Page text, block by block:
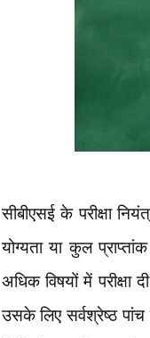
सीबीएसई के परीक्षा
योग्यता या कुल
अधिक विषयों में परीक्षा
उसके लिए सर्वश्रेष्ठ